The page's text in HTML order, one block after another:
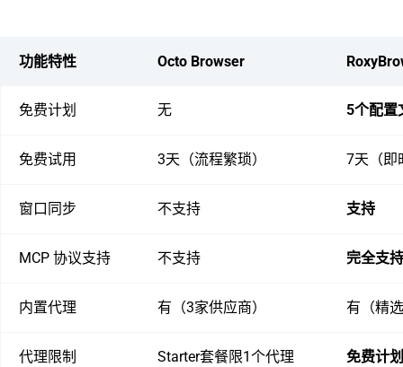
功能特性 Octo Browser
免费计划 无 5个配置
免费试用 3天（流程繁琐） 7天（即
窗口同步 不支持 支持
MCP 协议支持 不支持 完全支持
内置代理 有（3家供应商） 有（精
代理限制 Starter套餐限1个代理 免费计